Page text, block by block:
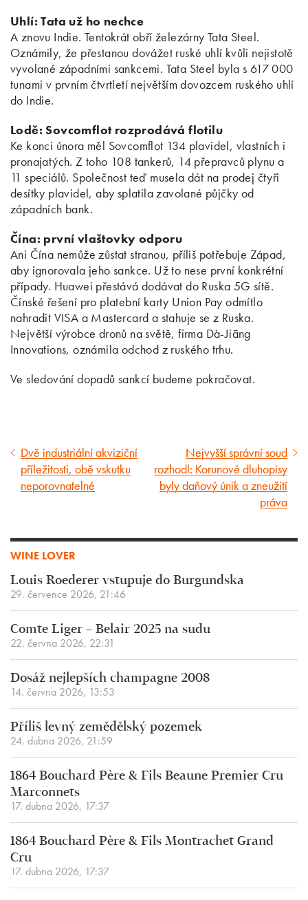
Uhlí: Tata už ho nechce
A znovu Indie. Tentokrát obří železárny Tata Steel.
Oznámily, že přestanou dovážet ruské uhlí kvůli nejistotě
vyvolané západními sankcemi. Tata Steel byla s 617 000
tunami v prvním čtvrtletí největším dovozcem ruského uhlí
do Indie.
Lodě: Sovcomflot rozprodává flotilu
Ke konci února měl Sovcomflot 134 plavidel, vlastních i
pronajatých. Z toho 108 tankerů, 14 přepravců plynu a
11 speciálů. Společnost teď musela dát na prodej čtyři
desítky plavidel, aby splatila zavolané půjčky od
západních bank.
Čína: první vlaštovky odporu
Ani Čína nemůže zůstat stranou, příliš potřebuje Západ,
aby ignorovala jeho sankce. Už to nese první konkrétní
případy. Huawei přestává dodávat do Ruska 5G sítě.
Čínské řešení pro platební karty Union Pay odmítlo
nahradit VISA a Mastercard a stahuje se z Ruska.
Největší výrobce dronů na světě, firma Dà-Jiāng
Innovations, oznámila odchod z ruského trhu.
Ve sledování dopadů sankcí budeme pokračovat.
Předcházející
článek
Dvě industriální akviziční
příležitosti, obě vskutku
neporovnatelné
Následující
článek
Nejvyšší správní soud
rozhodl: Korunové dluhopisy
byly daňový únik a zneužití
práva
WINE LOVER
Louis Roederer vstupuje do Burgundska
29. července 2026, 21:46
Comte Liger – Belair 2025 na sudu
22. června 2026, 22:31
Dosáž nejlepších champagne 2008
14. června 2026, 13:53
Příliš levný zemědělský pozemek
24. dubna 2026, 21:59
1864 Bouchard Père & Fils Beaune Premier Cru
Marconnets
17. dubna 2026, 17:37
1864 Bouchard Père & Fils Montrachet Grand
Cru
17. dubna 2026, 17:37